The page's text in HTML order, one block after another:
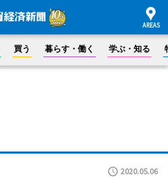
買う 暮らす・働く 学ぶ・知る
2020.05.06